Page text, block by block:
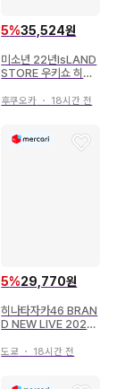
5%35,524원
미소년 22년IsLAND
STORE 우키쇼 히다
타
후쿠오카 ・ 18시간 전
5%29,770원
히나타자카46 BRAN
D NEW LIVE 2025
OW ] 코사카나오 20
도쿄 ・ 18시간 전